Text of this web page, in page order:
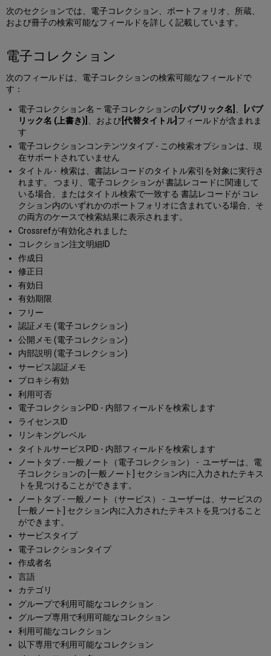
冊
子
日
範
検
索
次のセクションでは、電子コレクション、ポートフォリオ、所蔵、
および冊子の検索可能なフィールドを詳しく記載しています。
電子コレクション
次のフィールドは、電子コレクションの検索可能なフィールドで
す：
電子コレクション名 – 電子コレクションの[パブリック名] 、
[パブ
リック名 (上書き)] 、および[代替タイトル] フィールドが含まれま
す
電子コレクションコンテンツタイプ - この検索オプションは、現
在サポートされていません
タイトル - 検索は、書誌レコードのタイトル索引を対象に実行さ
れます。 つまり、電子コレクションが 書誌レコードに関連して
いる場合、またはタイトル検索で一致する 書誌レコードが コレ
クション内のいずれかのポートフォリオに含まれている場合、そ
の両方のケースで検索結果に表示されます。
Crossrefが有効化されました
コレクション注文明細ID
作成日
修正日
有効日
有効期限
フリー
認証メモ (電子コレクション)
公開メモ (電子コレクション)
内部説明 (電子コレクション)
サービス認証メモ
プロキシ有効
利用可否
電子コレクションPID - 内部フィールドを検索します
ライセンスID
リンキングレベル
タイトルサービスPID - 内部フィールドを検索します
ノートタブ - 一般ノート（電子コレクション） - ユーザーは、電
子コレクションの [一般ノート] セクション内に入力されたテキス
トを見つけることができます。
ノートタブ - 一般ノート（サービス） - ユーザーは、サービスの
[一般ノート] セクション内に入力されたテキストを見つけること
ができます。
サービスタイプ
電子コレクションタイプ
作成者名
言語
カテゴリ
グループで利用可能なコレクション
グループ専用で利用可能なコレクション
利用可能なコレクション
以下専用で利用可能なコレクション